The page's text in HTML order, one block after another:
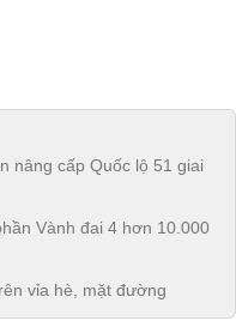
nâng cấp Quốc lộ 51 giai
Vành đai 4 hơn 10.000
vỉa hè, mặt đường